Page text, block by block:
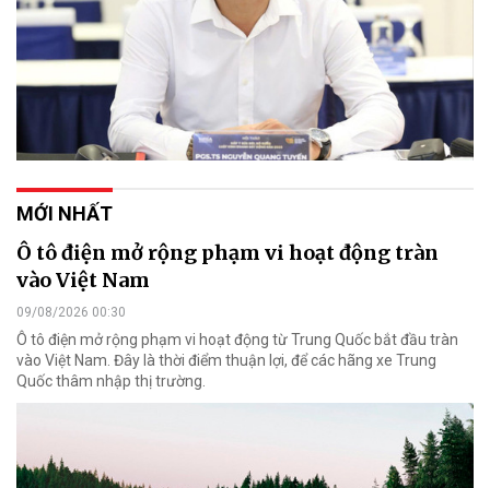
MỚI NHẤT
Ô tô điện mở rộng phạm vi hoạt động tràn
vào Việt Nam
09/08/2026 00:30
Ô tô điện mở rộng phạm vi hoạt động từ Trung Quốc bắt đầu tràn
vào Việt Nam. Đây là thời điểm thuận lợi, để các hãng xe Trung
Quốc thâm nhập thị trường.